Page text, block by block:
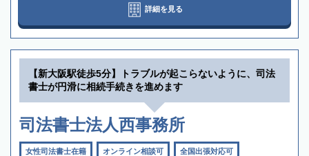
詳細を見る
【新大阪駅徒歩5分】トラブルが起こらないように、司法
書士が円滑に相続手続きを進めます
司法書士法人西事務所
女性司法書士在籍 オンライン相談可 全国出張対応可